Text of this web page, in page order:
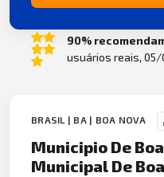
90%
usuários reais,
BRASIL | BA | BOA NOVA
Municipio De
Municipal De